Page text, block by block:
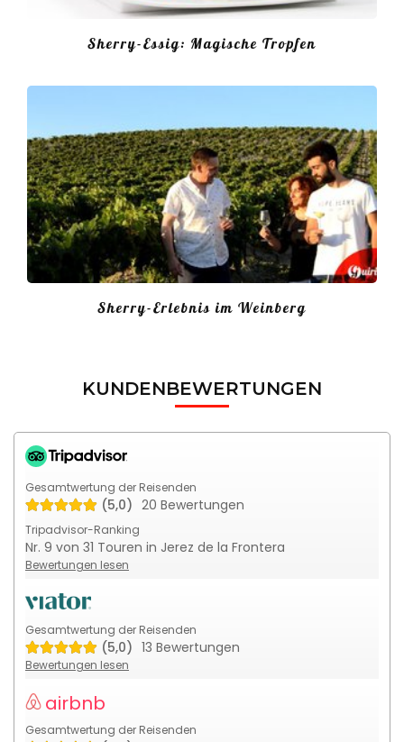
Sherry-Essig: Magische Tropfen
Sherry-Erlebnis im Weinberg
KUNDENBEWERTUNGEN
Gesamtwertung der Reisenden
(5,0) 20 Bewertungen
Tripadvisor-Ranking
Nr. 9 von 31 Touren in Jerez de la Frontera
Bewertungen lesen
Gesamtwertung der Reisenden
(5,0) 13 Bewertungen
Bewertungen lesen
airbnb
Gesamtwertung der Reisenden